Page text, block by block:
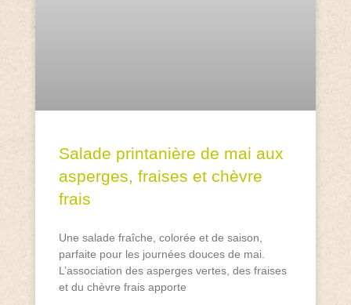
Salade printanière de mai aux
asperges, fraises et chèvre
frais
Une salade fraîche, colorée et de saison,
parfaite pour les journées douces de mai.
L’association des asperges vertes, des fraises
et du chèvre frais apporte